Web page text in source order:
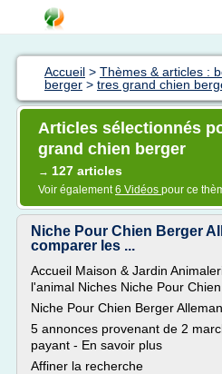
Accueil > Thèmes & articles :
berger > tres grand chien
Articles sélectionnés
grand chien berger
→ 127 articles
Voir également6 Vidéos pour ce
Niche Pour Chien Berger
comparer les ...
Accueil Maison & Jardin
l'animal Niches Niche Pour
Niche Pour Chien Berger
5 annonces provenant de 2
payant - En savoir plus
Affiner la recherche